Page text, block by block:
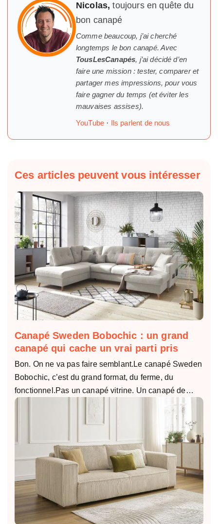
Nicolas,toujours en quête du
bon canapé
Comme beaucoup, j’ai cherché
longtemps lebon canapé. Avec
TousLesCanapés, j’ai décidé d’en
faire une mission : tester, comparer et
partager mes impressions, pour vous
faire gagner du temps (et éviter les
mauvaises assises).
YouTube · Ils parlent de nous
Ces articles peuvent vous intéresser
Canapé Sweden Bobochic : un grand
canapé qui cache un vrai parti pris
Bon. On ne va pas faire semblant.Le canapé Sweden
Bobochic, c’est du grand format, du ferme, du
fonctionnel.Pas un canapé vitrine. Un canapé de…